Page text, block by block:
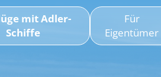
mit Adler-
Schiffe
Für
Eigentümer